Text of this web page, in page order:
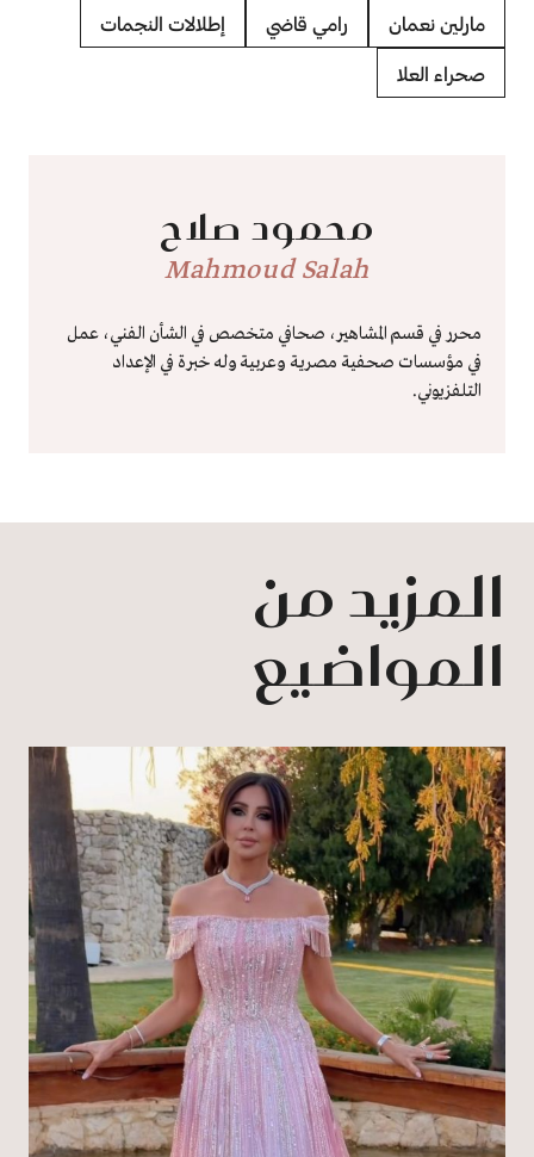
مارلين نعمان رامي قاضي إطلالات النجمات
صحراء العلا
محمود صلاح
Mahmoud Salah
محرر في قسم المشاهير، صحافي متخصص في الشأن الفني، عمل
في مؤسسات صحفية مصرية وعربية وله خبرة في الإعداد
التلفزيوني.
المزيد من
المواضيع